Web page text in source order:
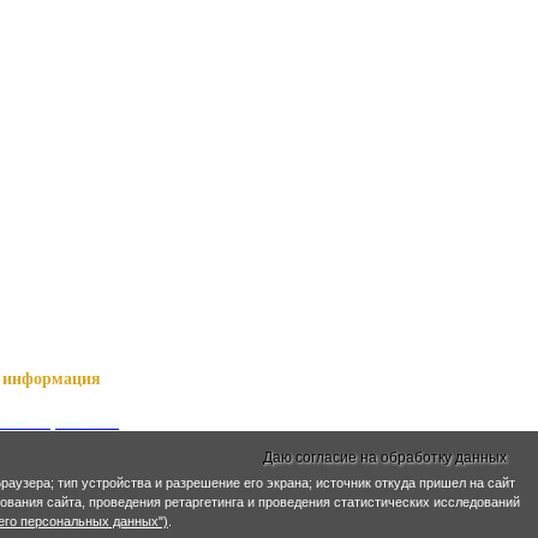
язык
имена
Даю согласие на обработку данных
тип устройства и разрешение его экрана; источник откуда пришел на сайт
сайта, проведения ретаргетинга и проведения статистических исследований
персональных данных")